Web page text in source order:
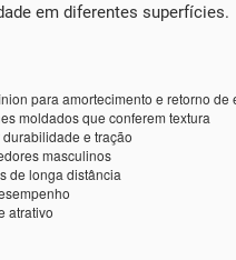
em diferentes superfícies.
para amortecimento e retorno de
moldados que conferem textura
e tração
masculinos
de longa distância
atrativo